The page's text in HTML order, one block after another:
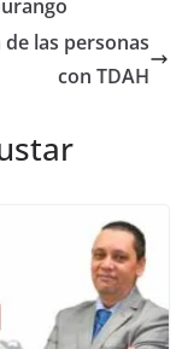
las personas
con TDAH